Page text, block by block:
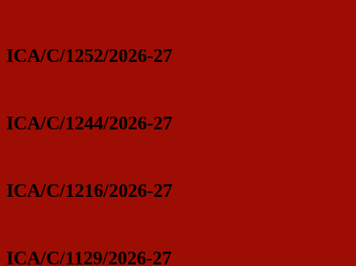
ICA/C/1252/2026-27
ICA/C/1244/2026-27
ICA/C/1216/2026-27
ICA/C/1129/2026-27